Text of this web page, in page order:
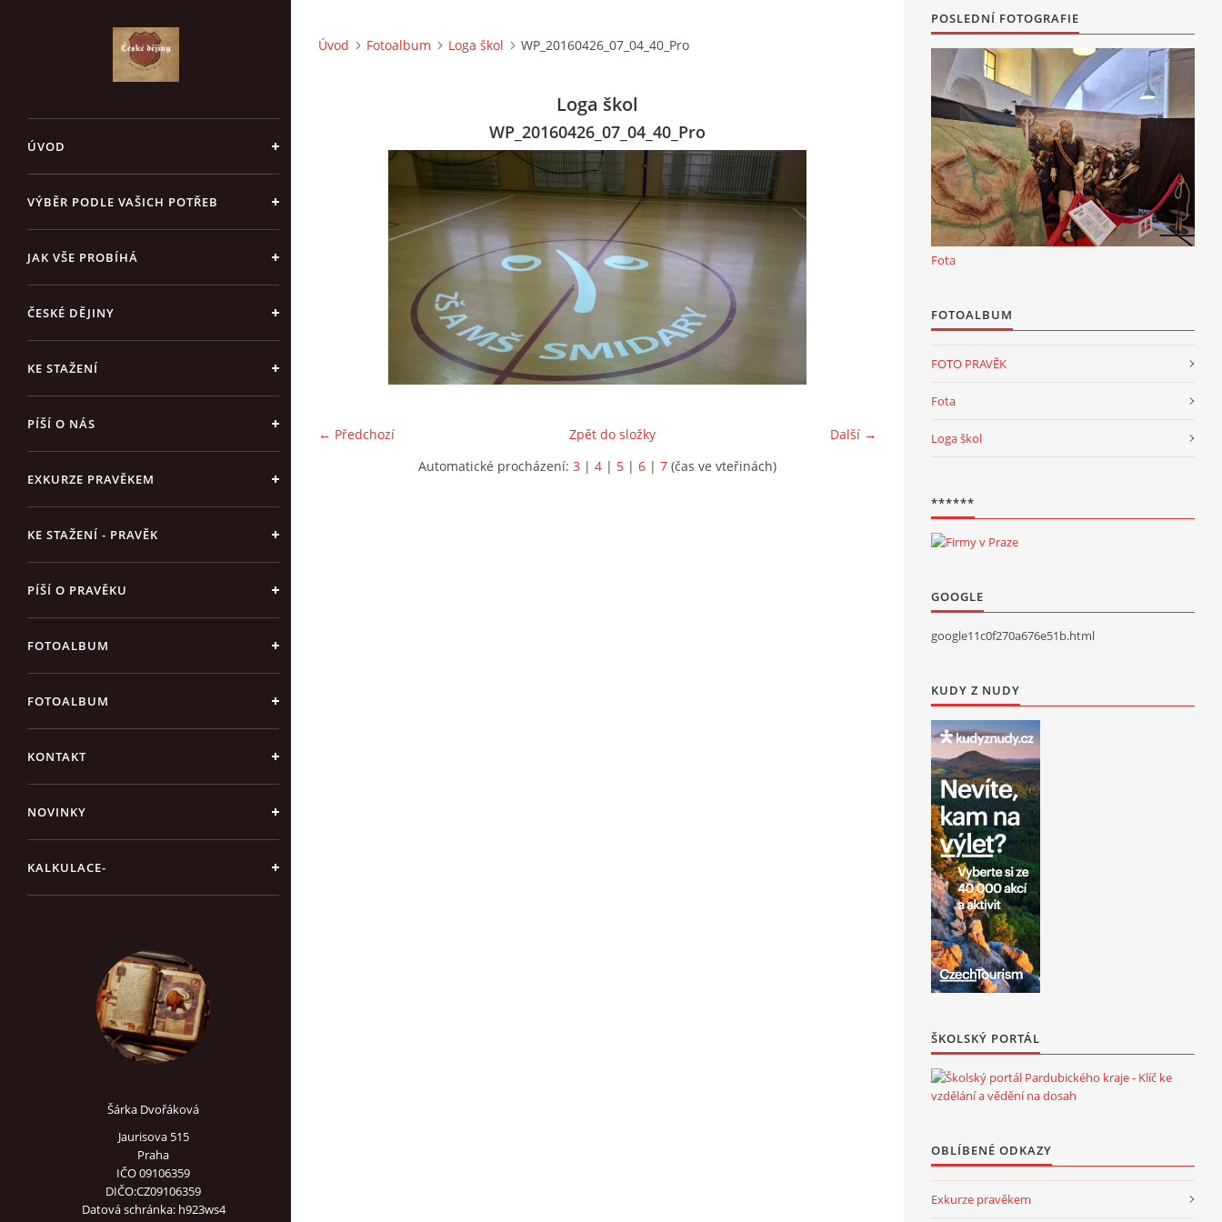
ÚVOD
VÝBĚR PODLE VAŠICH POTŘEB
JAK VŠE PROBÍHÁ
ČESKÉ DĚJINY
KE STAŽENÍ
PÍŠÍ O NÁS
EXKURZE PRAVĚKEM
KE STAŽENÍ - PRAVĚK
PÍŠÍ O PRAVĚKU
FOTOALBUM
FOTOALBUM
KONTAKT
NOVINKY
KALKULACE-
Šárka Dvořáková
Jaurisova 515
Praha
IČO 09106359
DIČO:CZ09106359
Datová schránka: h923ws4
Úvod Fotoalbum Loga škol WP_20160426_07_04_40_Pro
Loga škol
WP_20160426_07_04_40_Pro
← Předchozí Další →
Zpět do složky
Automatické procházení: 3 | 4 | 5 | 6 | 7 (čas ve vteřinách)
POSLEDNÍ FOTOGRAFIE
Fota
FOTOALBUM
FOTO PRAVĚK
Fota
Loga škol
******
GOOGLE
google11c0f270a676e51b.html
KUDY Z NUDY
ŠKOLSKÝ PORTÁL
OBLÍBENÉ ODKAZY
Exkurze pravěkem